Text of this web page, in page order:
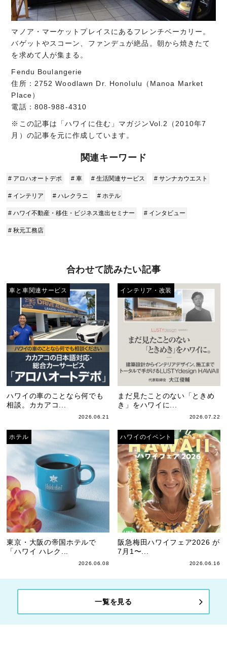
マノア・マーケットプレイスにあるフレンチベーカリー。
バゲットやスコーン、ファンデュが絶品。朝から焼きたて
を求めて人が集まる。
Fendu Boulangerie
住所：2752 Woodlawn Dr. Honolulu（Manoa Market
Place）
電話：808-988-4310
※この記事は「ハワイに住む」マガジンVol.2（2010年7
月）の記事を元に作成しています。
関連キーワード
# アロハオートデポ # 車 # 生活関連サービス # サンナカウエスト
# インテリア # ハレクラニ # ホテル
# ハワイ不動産・移住・ビジネス進出セミナー # インタビュー
# 秋元工務店
合わせて読みたい記事
車と車関連サービス
ハワイの車のことなら何でも
相談。カカアコ...
2026.06.21
インテリア・改装
まだ見たことのない「ときめ
き」をハワイに...
2026.07.22
ホテル
東京・大阪の帝国ホテルで
「ハワイ ハレク...
2026.06.08
ハワイのイベント
阪急梅田ハワイフェア2026 が
7月1〜...
2026.06.16
一覧を見る